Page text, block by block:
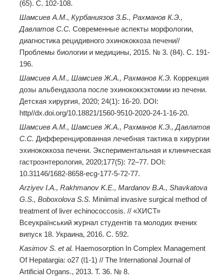
(65). С. 102-108.
Шамсиев А.М., Курбаниязов З.Б., Рахманов К.Э.,
Давлатов С.С. Современные аспекты морфологии,
диагностика рецидивного эхинококкоза печени//
Проблемы биологии и медицины, 2015. № 3. (84). C. 191-
196.
Шамсиев А.М., Шамсиев Ж.А., Рахманов К.Э. Коррекция
дозы альбендазола после эхинококкэктомии из печени.
Детская хирургия, 2020; 24(1): 16-20. DOI:
http//dx.doi.org/10.18821/1560-9510-2020-24-1-16-20.
Шамсиев А.М., Шамсиев Ж.А., Рахманов К.Э., Давлатов
С.С. Дифференцированная лечебная тактика в хирургии
эхинококкоза печени. Экспериментальная и клиническая
гастроэнтерология, 2020;177(5): 72–77. DOI:
10.31146/1682-8658-ecg-177-5-72-77.
Arziyev I.A., Rakhmanov K.E., Mardanov B.A., Shavkatova
G.S., Boboxolova S.S. Miniimal invasive surgical method of
treatment of liver echinococcosis. // «ХИСТ»
Всеукраїнський журнал студентів та молодих вчених
випуск 18. Украина, 2016. С. 592.
Kasimov S. et al. Нaemosorption In Complex Management
Of Hepatargia: o27 (l1-1) // The International Journal of
Artificial Organs., 2013. Т. 36. № 8.